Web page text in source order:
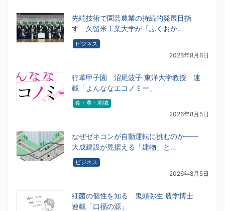
先端技術で園芸農業の持続的発展目指
す 久留米工業大学が「ふくおか…
ビジネス
2026年8月6日
行革甲子園 沼尾波子 東洋大学教授 連
載「よんななエコノミー」
食・農・地域
2026年8月5日
なぜゼネコンが自動運転に挑むのか――
大成建設が見据える「建物」と…
ビジネス
2026年8月5日
細菌の個性を知る 鬼頭弥生 農学博士
連載「口福の源」